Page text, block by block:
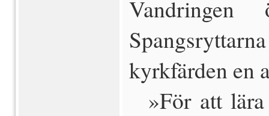
kyrkfärden en
 »För att